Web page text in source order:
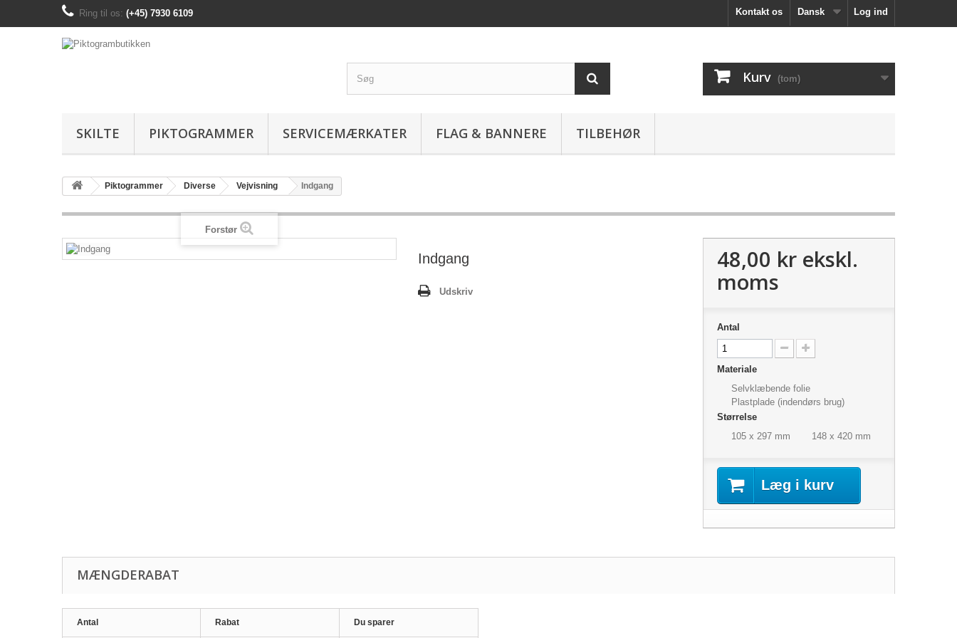
Log ind
Dansk
Kontakt os
Ring til os: (+45) 7930 6109
Kurv (tom)
SKILTE PIKTOGRAMMER SERVICEMÆRKATER FLAG & BANNERE TILBEHØR
Piktogrammer Diverse Vejvisning Indgang
Forstør
Indgang
Udskriv
48,00 krekskl.
moms
Antal
Materiale
Selvklæbende folie
Plastplade (indendørs brug)
Størrelse
105 x 297 mm
148 x 420 mm
Læg i kurv
MÆNGDERABAT
Antal Rabat Du sparer